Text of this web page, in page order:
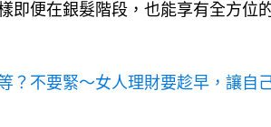
即便在銀髮階段，也能享有全方位
？不要緊〜女人理財要趁早，讓自